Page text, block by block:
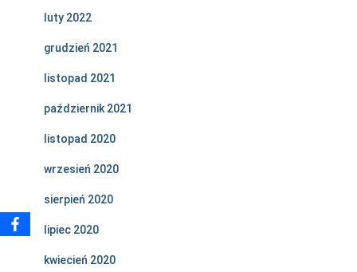
luty 2022
grudzień 2021
listopad 2021
październik 2021
listopad 2020
wrzesień 2020
sierpień 2020
lipiec 2020
kwiecień 2020